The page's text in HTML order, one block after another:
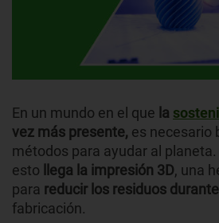
En un mundo en el que la
vez más presente, es necesario
métodos para ayudar al
esto
llega la impresión 3D, una
para reducir los residuos
fabricación.